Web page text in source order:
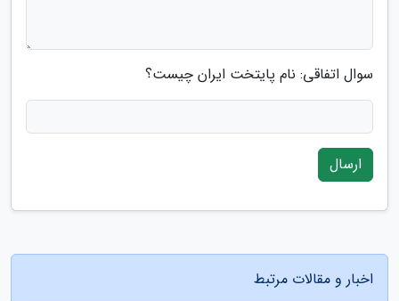
سوال اتفاقی: نام پایتخت ایران چیست؟
ارسال
اخبار و مقالات مرتبط